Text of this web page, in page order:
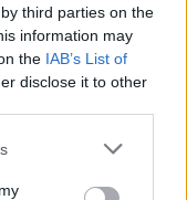
third parties on the
information may
the IAB’s List of
disclose it to other